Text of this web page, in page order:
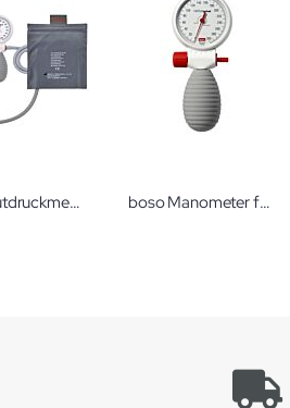
boso Blutdruckmessgerät boso varius privat boso Manometer für boso varius privat